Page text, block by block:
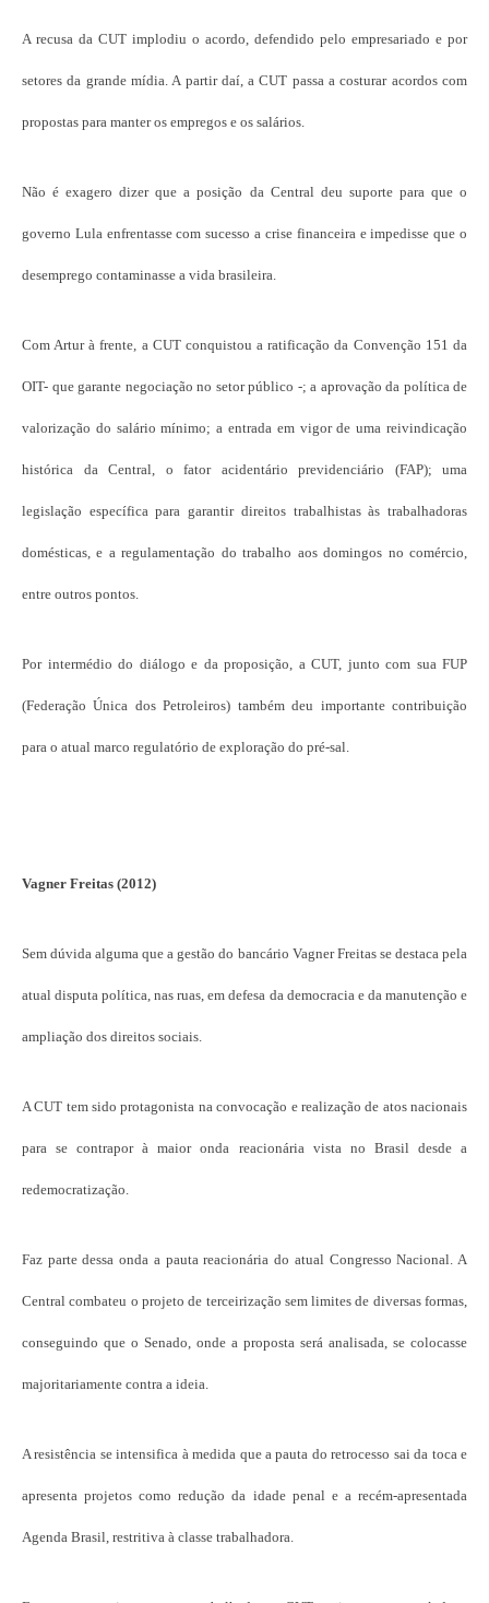
A recusa da CUT implodiu o acordo, defendido pelo empresariado e por
setores da grande mídia. A partir daí, a CUT passa a costurar acordos com
propostas para manter os empregos e os salários.
Não é exagero dizer que a posição da Central deu suporte para que o
governo Lula enfrentasse com sucesso a crise financeira e impedisse que o
desemprego contaminasse a vida brasileira.
Com Artur à frente, a CUT conquistou a ratificação da Convenção 151 da
OIT- que garante negociação no setor público -; a aprovação da política de
valorização do salário mínimo; a entrada em vigor de uma reivindicação
histórica da Central, o fator acidentário previdenciário (FAP); uma
legislação específica para garantir direitos trabalhistas às trabalhadoras
domésticas, e a regulamentação do trabalho aos domingos no comércio,
entre outros pontos.
Por intermédio do diálogo e da proposição, a CUT, junto com sua FUP
(Federação Única dos Petroleiros) também deu importante contribuição
para o atual marco regulatório de exploração do pré-sal.
Vagner Freitas (2012)
Sem dúvida alguma que a gestão do bancário Vagner Freitas se destaca pela
atual disputa política, nas ruas, em defesa da democracia e da manutenção e
ampliação dos direitos sociais.
A CUT tem sido protagonista na convocação e realização de atos nacionais
para se contrapor à maior onda reacionária vista no Brasil desde a
redemocratização.
Faz parte dessa onda a pauta reacionária do atual Congresso Nacional. A
Central combateu o projeto de terceirização sem limites de diversas formas,
conseguindo que o Senado, onde a proposta será analisada, se colocasse
majoritariamente contra a ideia.
A resistência se intensifica à medida que a pauta do retrocesso sai da toca e
apresenta projetos como redução da idade penal e a recém-apresentada
Agenda Brasil, restritiva à classe trabalhadora.